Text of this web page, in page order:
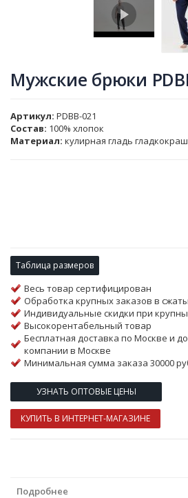
Мужские брюки
Артикул PDBB-021
Состав: 100% хлопок
Материал: кулирная гладь
Таблица размеров
Весь товар сертифицирован
Обработка крупных заказов в
Индивидуальные скидки при
Высокорентабельный товар
Бесплатная доставка по Москве и
компании в Москве
Минимальная сумма заказа 30000
УЗНАТЬ ОПТОВЫЕ ЦЕНЫ
КУПИТЬ В ИНТЕРНЕТ-МАГАЗИНЕ
Подробнее